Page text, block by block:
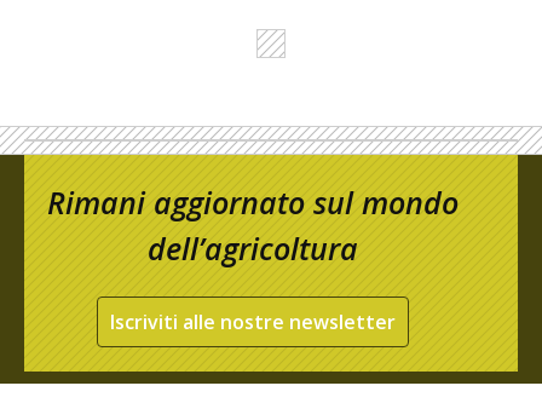
Rimani aggiornato sul mondo
dell’agricoltura
Iscriviti alle nostre newsletter